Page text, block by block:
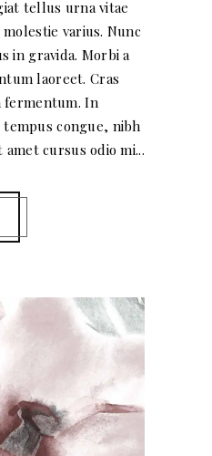
tellus urna vitae
varius. Nunc
in gravida. Morbi a
laoreet. Cras
fermentum. In
congue, nibh
cursus odio mi...